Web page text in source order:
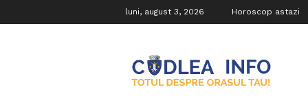
luni, august 3, 2026 Horoscop astazi
Info